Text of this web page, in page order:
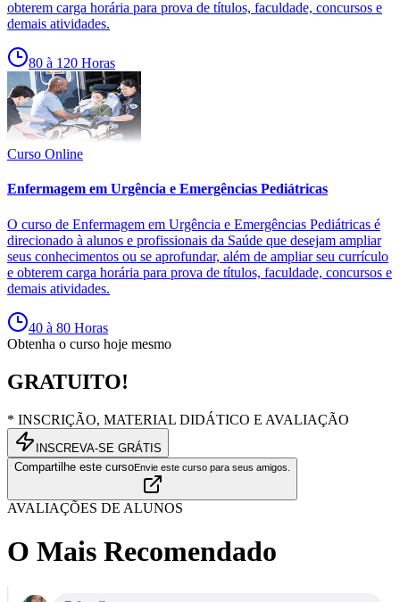
obterem carga horária para prova de títulos, faculdade, concursos e
demais atividades.
80 à 120 Horas
Curso Online
Enfermagem em Urgência e Emergências Pediátricas
O curso de Enfermagem em Urgência e Emergências Pediátricas é
direcionado à alunos e profissionais da Saúde que desejam ampliar
seus conhecimentos ou se aprofundar, além de ampliar seu currículo
e obterem carga horária para prova de títulos, faculdade, concursos e
demais atividades.
40 à 80 Horas
Obtenha o curso hoje mesmo
GRATUITO!
* INSCRIÇÃO, MATERIAL DIDÁTICO E AVALIAÇÃO
INSCREVA-SE GRÁTIS
Compartilhe este cursoEnvie este curso para seus amigos.
AVALIAÇÕES DE ALUNOS
O Mais Recomendado